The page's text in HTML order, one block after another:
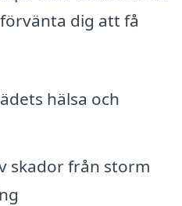
dig att få
hälsa och
skador från storm